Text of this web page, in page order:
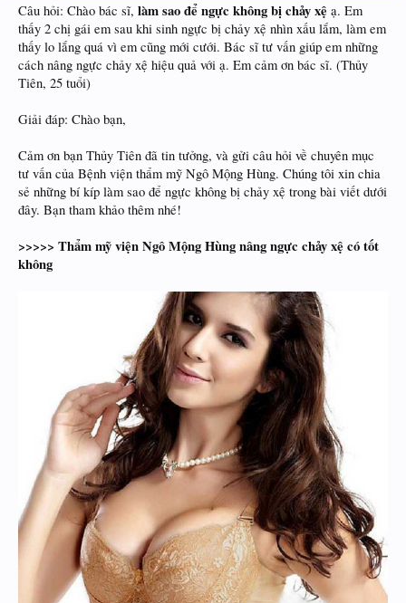
Câu hỏi: Chào bác sĩ, làm sao để ngực không bị chảy xệ ạ. Em
thấy 2 chị gái em sau khi sinh ngực bị chảy xệ nhìn xấu lắm, làm em
thấy lo lắng quá vì em cũng mới cưới. Bác sĩ tư vấn giúp em những
cách nâng ngực chảy xệ hiệu quả với ạ. Em cảm ơn bác sĩ. (Thủy
Tiên, 25 tuổi)
Giải đáp: Chào bạn,
Cảm ơn bạn Thủy Tiên đã tin tưởng, và gửi câu hỏi về chuyên mục
tư vấn của Bệnh viện thẩm mỹ Ngô Mộng Hùng. Chúng tôi xin chia
sẻ những bí kíp làm sao để ngực không bị chảy xệ trong bài viết dưới
đây. Bạn tham khảo thêm nhé!
>>>>> Thẩm mỹ viện Ngô Mộng Hùng nâng ngực chảy xệ có tốt
không